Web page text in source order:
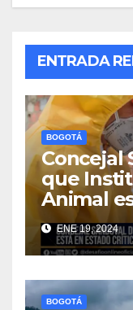
ENTRADA
BOGOTÁ
Concejal
que
Animal
ENE 19, 2024
BOGOTÁ